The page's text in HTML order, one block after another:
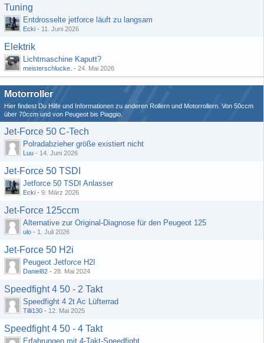
Tuning
Entdrosselte jetforce läuft zu langsam
Ecki - 11. Juni 2026
Elektrik
Lichtmaschine Kaputt?
meisterschlucke. - 24. Mai 2026
Motorroller
Hier findest Du Hilfe und Informationen zu anderen Rollern und Motorrollern. Von 50ccm
über 70ccm und von Peugeot bis Piaggio.
Jet-Force 50 C-Tech
Polradabzieher größe existiert nicht
Luu - 14. Juni 2026
Jet-Force 50 TSDI
Jetforce 50 TSDI Anlasser
Ecki - 9. März 2026
Jet-Force 125ccm
Alternative zur Original-Diagnose für den Peugeot 125
ulo - 1. Juli 2026
Jet-Force 50 H2i
Peugeot Jetforce H2I
Daniel82 - 28. Mai 2024
Speedfight 4 50 - 2 Takt
Speedfight 4 2t Ac Lüfterrad
Tilli130 - 12. Mai 2025
Speedfight 4 50 - 4 Takt
Erfahrungen mit 4-Takt-Speedfight